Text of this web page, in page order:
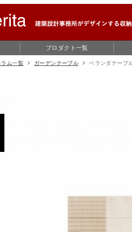
プロダクト一覧
ラム一覧 ガーデンテーブル ベランダテーブ